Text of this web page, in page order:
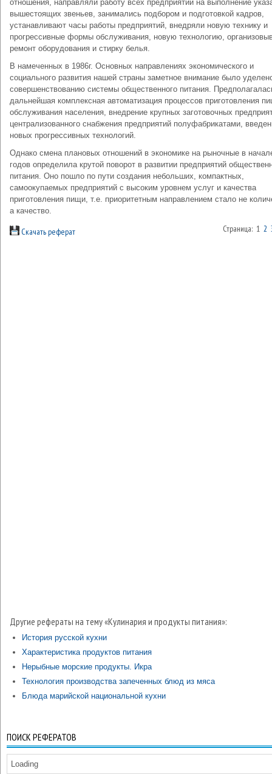
отношения, направляли работу всех предприятий на выполнение
вышестоящих звеньев, занимались подбором и подготовкой кадров,
устанавливают часы работы предприятий, внедряли новую технику и
прогрессивные формы обслуживания, новую технологию,
ремонт оборудования и стирку белья.
В намеченных в 1986г. Основных направлениях экономического и
социального развития нашей страны заметное внимание было
совершенствованию системы общественного питания.
дальнейшая комплексная автоматизация процессов приготовления
обслуживания населения, внедрение крупных заготовочных
централизованного снабжения предприятий полуфабрикатами,
новых прогрессивных технологий.
Однако смена плановых отношений в экономике на рыночные в
годов определила крутой поворот в развитии предприятий
питания. Оно пошло по пути создания небольших, компактных,
самоокупаемых предприятий с высоким уровнем услуг и качества
приготовления пищи, т.е. приоритетным направлением стало не
а качество.
Скачать реферат Страница: 1 2
Другие рефераты на тему «Кулинария и продукты питания»:
История русской кухни
Характеристика продуктов питания
Нерыбные морские продукты. Икра
Технология производства запеченных блюд из мяса
Блюда марийской национальной кухни
ПОИСК РЕФЕРАТОВ
Loading